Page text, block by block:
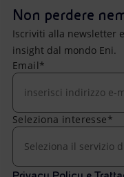
Non perdere
Iscriviti alla newsletter
insight dal mondo Eni.
Email*
Seleziona interesse*
Seleziona il servizio